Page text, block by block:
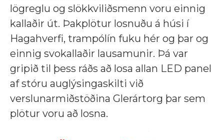
lögreglu og slökkviliðsmenn voru einnig
kallaðir út. Þakplötur losnuðu á húsi í
Hagahverfi, trampólín fuku hér og þar og
einnig svokallaðir lausamunir. Þá var
gripið til þess ráðs að losa allan LED panel
af stóru auglýsingaskilti við
verslunarmiðstöðina Glerártorg þar sem
plötur voru að losna.